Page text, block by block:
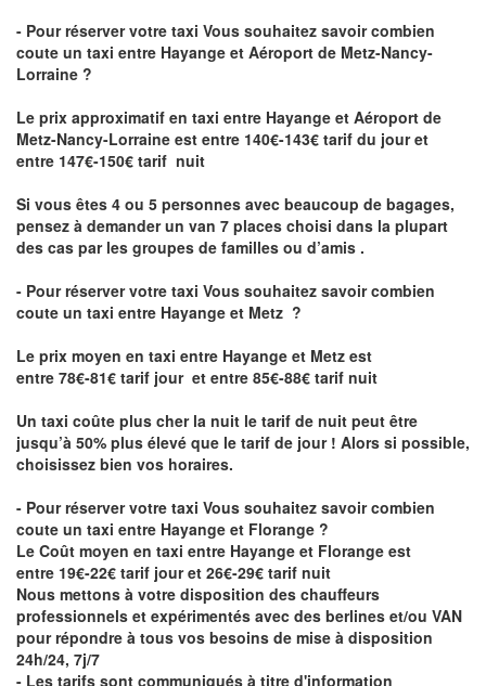
- Pour réserver votre taxi Vous souhaitez savoircombien
coute un taxi entre Hayange et Aéroport de Metz-Nancy-
Lorraine ?
Le prix approximatif en taxi entre Hayange et Aéroport de
Metz-Nancy-Lorraine est entre 140€-143€ tarif du jour et
entre 147€-150€ tarif nuit
Si vous êtes 4 ou 5 personnes avec beaucoup de bagages,
pensez à demander un van 7 places choisi dans la plupart
des cas par les groupes de familles ou d’amis .
- Pour réserver votre taxi Vous souhaitez savoircombien
coute un taxi entre Hayange et Metz ?
Le prix moyen en taxi entre Hayange et Metz est
entre 78€-81€ tarif jour et entre 85€-88€ tarif nuit
Un taxi coûte plus cher la nuit le tarif de nuit peut être
jusqu’à 50% plus élevé que le tarif de jour ! Alors si possible,
choisissez bien vos horaires.
- Pour réserver votre taxi Vous souhaitez savoircombien
coute un taxi entre Hayange et Florange ?
Le Coût moyen en taxi entre Hayange et Florange est
entre 19€-22€ tarif jour et 26€-29€ tarif nuit
Nous mettons à votre disposition des chauffeurs
professionnels et expérimentés avec des berlines et/ou VAN
pour répondre à tous vos besoins de mise à disposition
24h/24, 7j/7
- Les tarifs sont communiqués à titre d'information